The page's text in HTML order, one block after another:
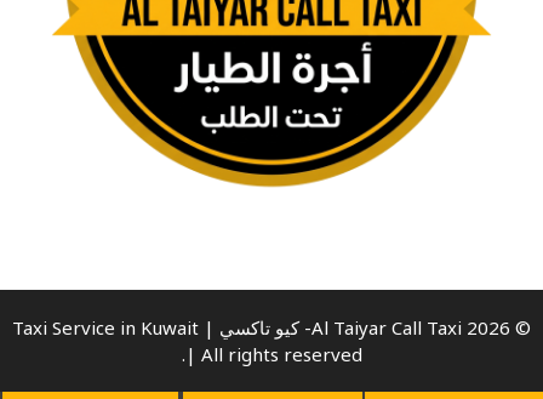
© 2026 Al Taiyar Call Taxi- كيو تاكسي | Taxi Service in Kuwait
| All rights reserved.